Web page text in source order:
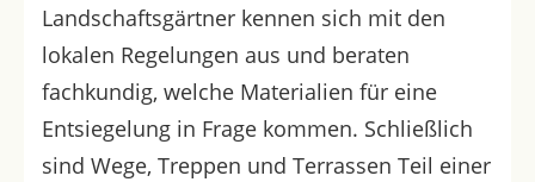
Landschaftsgärtner kennen sich mit den
lokalen Regelungen aus und beraten
fachkundig, welche Materialien für eine
Entsiegelung in Frage kommen. Schließlich
sind Wege, Treppen und Terrassen Teil einer